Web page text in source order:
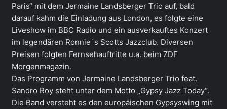
Paris“ mit dem Jermaine Landsberger Trio auf, bald
darauf kahm die Einladung aus London, es folgte eine
Liveshow im BBC Radio und ein ausverkauftes Konzert
im legendären Ronnie´s Scotts Jazzclub. Diversen
Preisen folgten Fernsehauftritte u.a. beim ZDF
Morgenmagazin.
Das Programm von Jermaine Landsberger Trio feat.
Sandro Roy steht unter dem Motto „Gypsy Jazz Today“.
Die Band versteht es den europäischen Gypsyswing mit